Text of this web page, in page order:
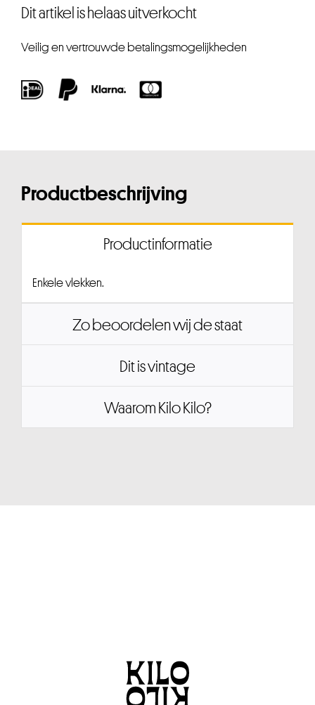
Dit artikel is helaas uitverkocht
Veilig en vertrouwde betalingsmogelijkheden
Productbeschrijving
Productinformatie
Enkele vlekken.
Zo beoordelen wij de staat
Dit is vintage
Waarom Kilo Kilo?